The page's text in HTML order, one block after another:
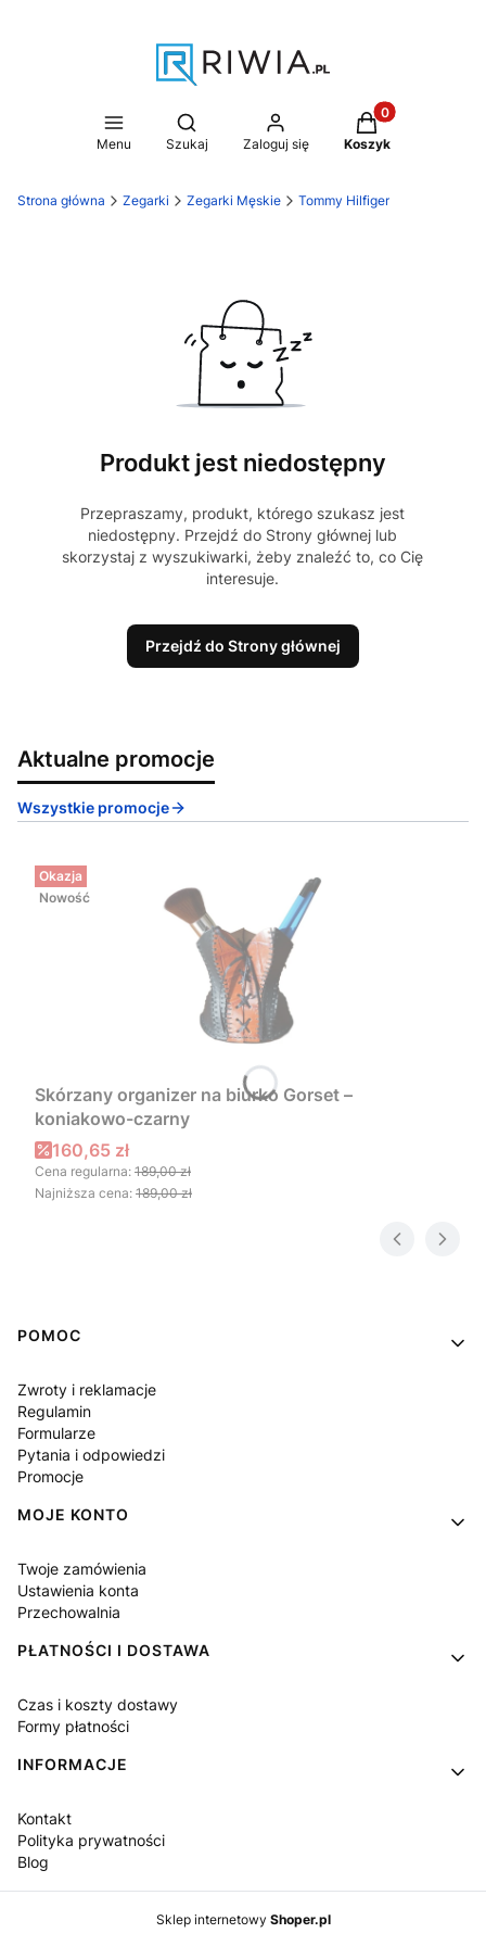
Menu
Otwórz wyszukiwarkę
Szukaj Zaloguj się
Produkty w
Koszyk
Strona główna Zegarki Zegarki Męskie Tommy Hilfiger
Produkt jest niedostępny
Przepraszamy, produkt, którego szukasz jest
niedostępny. Przejdź do Strony głównej lub
skorzystaj z wyszukiwarki, żeby znaleźć to, co Cię
interesuje.
Przejdź do Strony głównej
Aktualne promocje
Wszystkie promocje
Okazja
Nowość
Skórzany organizer na biurko Gorset –
koniakowo-czarny
Cena promocyjna
160,65 zł
Cena regularna: 189,00 zł
Najniższa cena: 189,00 zł
Linki w stopce
POMOC
Zwroty i reklamacje
Regulamin
Formularze
Pytania i odpowiedzi
Promocje
MOJE KONTO
Twoje zamówienia
Ustawienia konta
Przechowalnia
PŁATNOŚCI I DOSTAWA
Czas i koszty dostawy
Formy płatności
INFORMACJE
Kontakt
Polityka prywatności
Blog
Sklep internetowy Shoper.pl